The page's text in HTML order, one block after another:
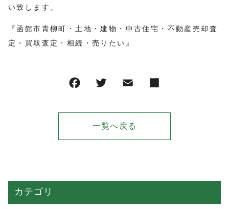
い致します。
『函館市青柳町・土地・建物・中古住宅・不動産売却査
定・買取査定・相続・売りたい』
一覧へ戻る
カテゴリ